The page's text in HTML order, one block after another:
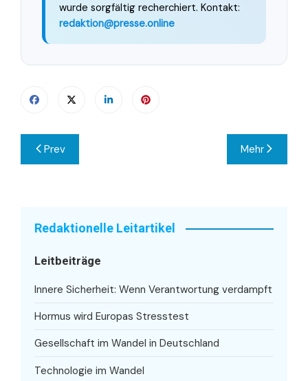
wurde sorgfältig recherchiert. Kontakt:
redaktion@presse.online
Beitragsnavigation
Prev Mehr
Redaktionelle Leitartikel
Leitbeiträge
Innere Sicherheit: Wenn Verantwortung verdampft
Hormus wird Europas Stresstest
Gesellschaft im Wandel in Deutschland
Technologie im Wandel